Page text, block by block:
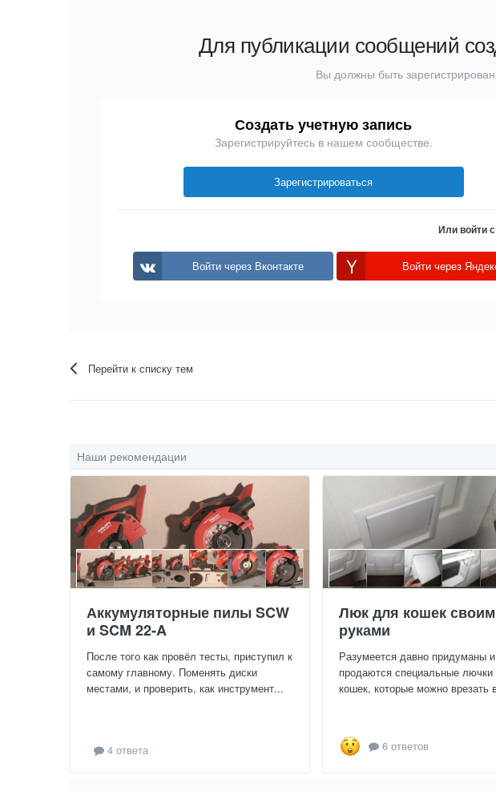
Для публикации сообщений
Вы должны быть
Создать учетную запись
Зарегистрируйтесь в нашем сообществе.
Зарегистрироваться
Или войти
Войти через Вконтакте Войти через
Перейти к списку тем
Наши рекомендации
Аккумуляторные пилы SCW
и SCM 22-A
После того как провёл тесты, приступил к
самому главному. Поменять диски
местами, и проверить, как инструмент...
4 ответа
Люк для кошек
руками
Разумеется давно придуманы и
продаются специальные
кошек, которые можно врезать
6 ответов